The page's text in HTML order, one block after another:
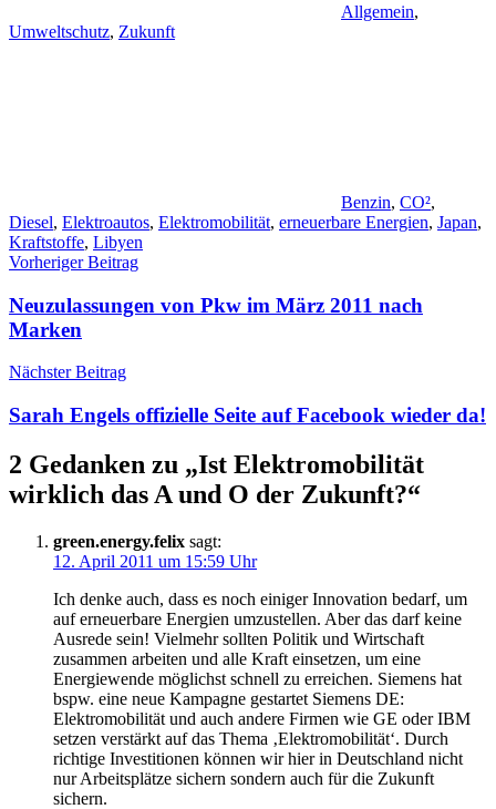
Allgemein,
Umweltschutz, Zukunft
Benzin, CO²,
Diesel, Elektroautos, Elektromobilität, erneuerbare Energien, Japan,
Kraftstoffe, Libyen
Beitragsnavigation
Vorheriger Beitrag
Neuzulassungen von Pkw im März 2011 nach
Marken
Nächster Beitrag
Sarah Engels offizielle Seite auf Facebook wieder da!
2 Gedanken zu „Ist Elektromobilität
wirklich das A und O der Zukunft?“
green.energy.felix sagt:
12. April 2011 um 15:59 Uhr
Ich denke auch, dass es noch einiger Innovation bedarf, um
auf erneuerbare Energien umzustellen. Aber das darf keine
Ausrede sein! Vielmehr sollten Politik und Wirtschaft
zusammen arbeiten und alle Kraft einsetzen, um eine
Energiewende möglichst schnell zu erreichen. Siemens hat
bspw. eine neue Kampagne gestartet Siemens DE:
Elektromobilität und auch andere Firmen wie GE oder IBM
setzen verstärkt auf das Thema ‚Elektromobilität‘. Durch
richtige Investitionen können wir hier in Deutschland nicht
nur Arbeitsplätze sichern sondern auch für die Zukunft
sichern.